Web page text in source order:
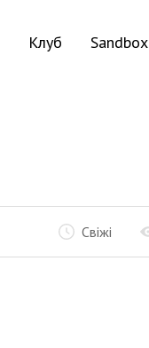
Клуб Sandbox
Свіжі